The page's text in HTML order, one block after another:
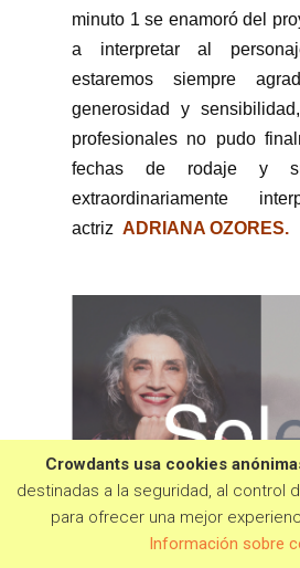
Quiero aportar
minuto 1 se enamoró del
a interpretar al
estaremos siempre
generosidad y
profesionales no pudo
fechas de rodaje y
extraordinariamente
actriz ADRIANA OZORES.
Crowdants usa cookies
destinadas a la seguridad, al control
para ofrecer una mejor
Información sobre